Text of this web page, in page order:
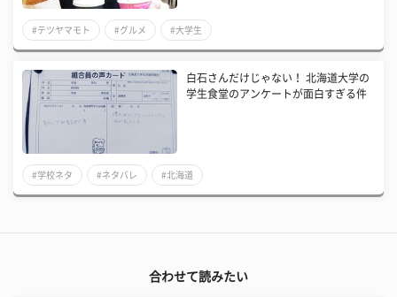
#テツヤマモト #グルメ #大学生
白石さんだけじゃない！ 北海道大学の
学生食堂のアンケートが面白すぎる件
#学校ネタ #ネタバレ #北海道
合わせて読みたい